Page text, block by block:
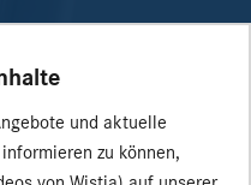
und aktuelle
zu können,